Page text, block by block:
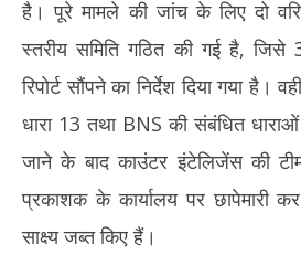
है। पूरे मामले की जांच के लिए दो
स्तरीय समिति गठित की गई है, जिसे
रिपोर्ट सौंपने का निर्देश दिया गया है।
धारा 13 तथा BNS की संबंधित
जाने के बाद काउंटर इंटेलिजेंस की
प्रकाशक के कार्यालय पर छापेमारी
साक्ष्य जब्त किए हैं।